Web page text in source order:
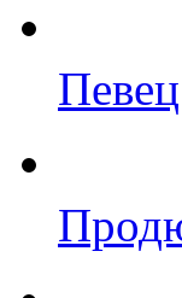
Певец